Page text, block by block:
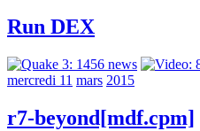
Run DEX
mercredi 11 mars 2015
r7-beyond[mdf.cpm]